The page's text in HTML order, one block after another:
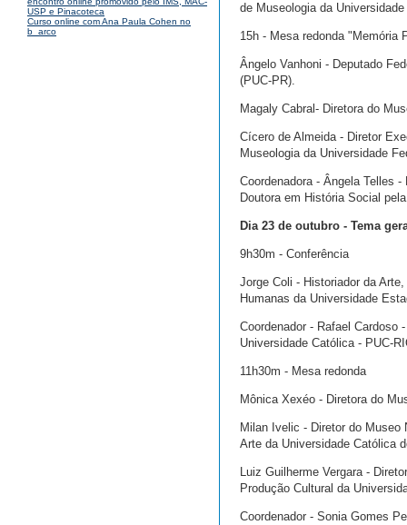
USP e Pinacoteca
Curso online com Ana Paula Cohen no
b_arco
de Museologia da
15h - Mesa redonda
Ângelo Vanhoni - Deputado
(PUC-PR).
Magaly Cabral- Diretora do
Cícero de Almeida - Diretor
Museologia da Universidade
Coordenadora - Ângela Telles
Doutora em História Social
Dia 23 de outubro - Tema
9h30m - Conferência
Jorge Coli - Historiador da
Humanas da Universidade
Coordenador - Rafael
Universidade Católica - PUC-
11h30m - Mesa redonda
Mônica Xexéo - Diretora do
Milan Ivelic - Diretor do Museo
Arte da Universidade Católica
Luiz Guilherme Vergara -
Produção Cultural da
Coordenador - Sonia Gomes